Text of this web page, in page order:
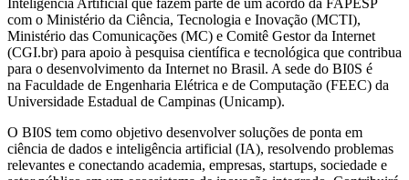
com o Ministério da Ciência, Tecnologia e Inovação (MCTI),
Ministério das Comunicações (MC) e Comitê Gestor da Internet
(CGI.br) para apoio à pesquisa científica e tecnológica que contribua
para o desenvolvimento da Internet no Brasil. A sede do BI0S é
na Faculdade de Engenharia Elétrica e de Computação (FEEC) da
Universidade Estadual de Campinas (Unicamp).
O BI0S tem como objetivo desenvolver soluções de ponta em
ciência de dados e inteligência artificial (IA), resolvendo problemas
relevantes e conectando academia, empresas, startups, sociedade e